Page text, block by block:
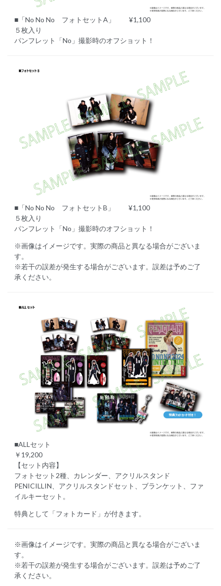
■「No No No フォトセットA」 ¥1,100
５枚入り
パンフレット「No」撮影時のオフショット！
■「No No No フォトセットB」 ¥1,100
５枚入り
パンフレット「No」撮影時のオフショット！
※画像はイメージです。実際の商品と異なる場合がございま
す。
※若干の誤差が発生する場合がございます。誤差は予めご了
承ください。
■ALLセット
￥19,200
【セット内容】
フォトセット2種、カレンダー、アクリルスタンド
PENICILLIN、アクリルスタンドセット、ブランケット、ファ
イルキーセット。
特典として「フォトカード」が付きます。
※画像はイメージです。実際の商品と異なる場合がございま
す。
※若干の誤差が発生する場合がございます。誤差は予めご了
承ください。